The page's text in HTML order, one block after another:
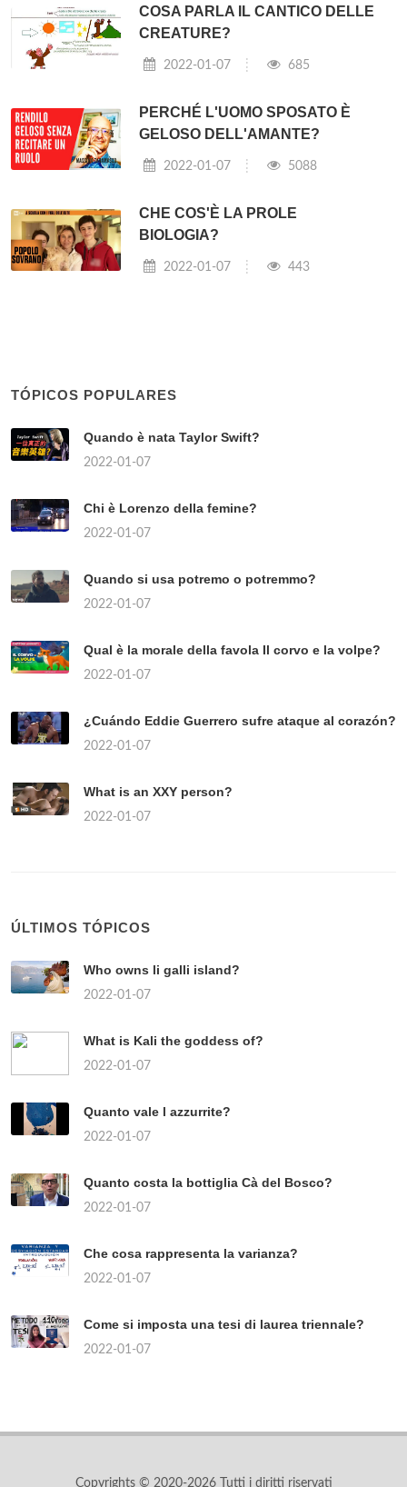
COSA PARLA IL CANTICO DELLE
CREATURE?
2022-01-07 685
PERCHÉ L'UOMO SPOSATO È
GELOSO DELL'AMANTE?
2022-01-07 5088
CHE COS'È LA PROLE
BIOLOGIA?
2022-01-07 443
TÓPICOS POPULARES
Quando è nata Taylor Swift?
2022-01-07
Chi è Lorenzo della femine?
2022-01-07
Quando si usa potremo o potremmo?
2022-01-07
Qual è la morale della favola Il corvo e la volpe?
2022-01-07
¿Cuándo Eddie Guerrero sufre ataque al corazón?
2022-01-07
What is an XXY person?
2022-01-07
ÚLTIMOS TÓPICOS
Who owns li galli island?
2022-01-07
What is Kali the goddess of?
2022-01-07
Quanto vale l azzurrite?
2022-01-07
Quanto costa la bottiglia Cà del Bosco?
2022-01-07
Che cosa rappresenta la varianza?
2022-01-07
Come si imposta una tesi di laurea triennale?
2022-01-07
Copyrights © 2020-2026 Tutti i diritti riservati